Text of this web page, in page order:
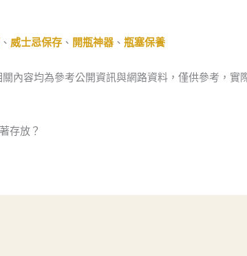
、 威士忌保存 、 開瓶神器 、瓶塞保養
內容均為參考公開資訊與網路資料，僅供參考，實
存放？